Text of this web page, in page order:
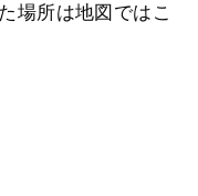
場所は地図ではこ